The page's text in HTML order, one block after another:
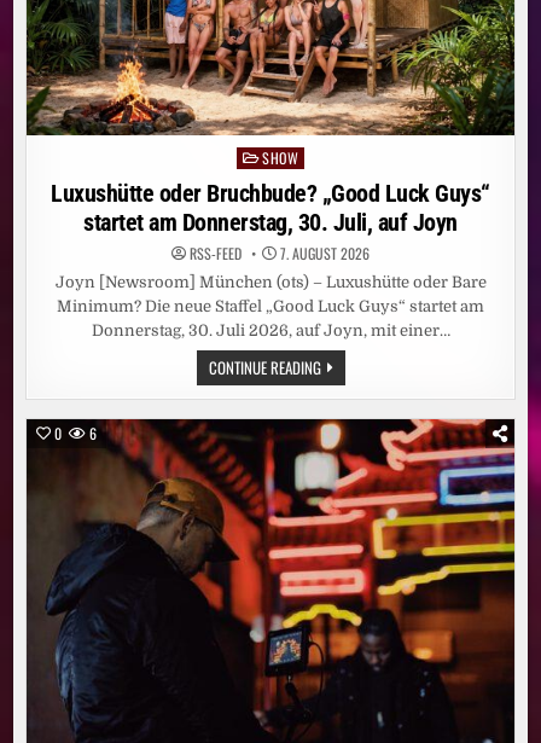
Posted
in
SHOW
Luxushütte oder Bruchbude? „Good Luck Guys“
startet am Donnerstag, 30. Juli, auf Joyn
RSS-FEED 7. AUGUST 2026
Joyn [Newsroom] München (ots) – Luxushütte oder Bare
Minimum? Die neue Staffel „Good Luck Guys“ startet am
Donnerstag, 30. Juli 2026, auf Joyn, mit einer…
CONTINUE READINGLUXUSHÜTTE
ODER
BRUCHBUDE?
LUCK
GUYS“
STARTET
AM
DONNERSTAG,
30.
JULI,
AUF
JOYN
0 6